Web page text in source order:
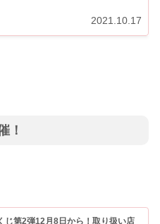
2021.10.17
！
じ第2弾12月8日から！取り扱い店